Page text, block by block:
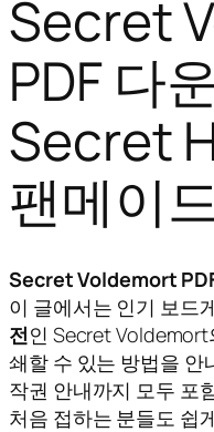
Secret
PDF 다
Secret
팬메이
Secret Voldemort
이 글에서는 인기 보드
전인 Secret Voldemort
쇄할 수 있는 방법을 안
작권 안내까지 모두 포
처음 접하는 분들도 쉽